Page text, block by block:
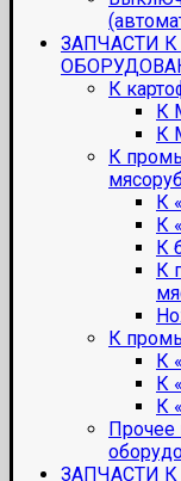
ЗАПЧАСТИ
К
К
К
К
К
К
К
К
К
К
К
К
Прочее
ЗАПЧАСТИ